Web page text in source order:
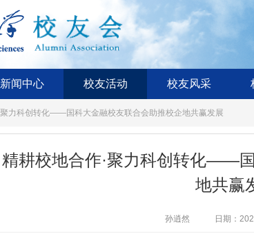
新闻中心 校友活动 校友风采
聚力科创转化——国科大金融校友联合会助推校企地共赢发展
精耕校地合作·聚力科创转化——
地共赢
孙逍然 日期：